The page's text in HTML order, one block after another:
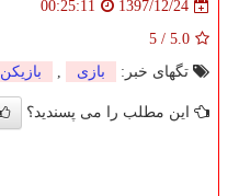
1397/12/24
00:25:11
5.0
/
5
تگهای خبر:
بازی , بازیكن
این مطلب را می پسندید؟